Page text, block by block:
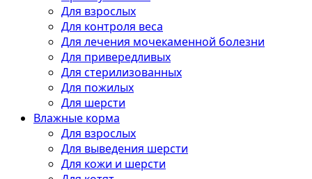
Для взрослых
Для контроля веса
Для лечения мочекаменной болезни
Для привередливых
Для стерилизованных
Для пожилых
Для шерсти
Влажные корма
Для взрослых
Для выведения шерсти
Для кожи и шерсти